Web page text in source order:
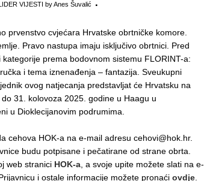
VIJESTI byAnes Šuvalić
prvenstvo cvjećara Hrvatske obrtničke komore.
Pravo nastupa imaju isključivo obrtnici. Pred
prema bodovnom sistemu FLORINT-a:
i tema iznenađenja – fantazija. Sveukupni
ovog natjecanja predstavljat će Hrvatsku na
31. kolovoza 2025. godine u Haagu u
u Dioklecijanovim podrumima.
cehova HOK-a na e-mail adresu cehovi@hok.hr.
budu potpisane i pečatirane od strane obrta.
web stranici HOK-a, a svoje upite možete slati na e-
i ostale informacije možete pronaći ovdje.